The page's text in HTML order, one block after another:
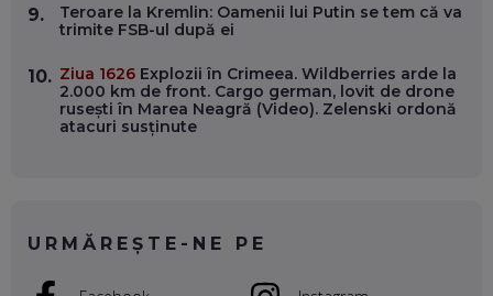
VOICU OPREAN (AROBS): CUM CONSTRUIEȘTI O COMPANIE
TA LOCALĂ - ȘI CE SĂ DAI ÎNAPOI
EP. 52
ROBERT GRAUR, FOMO: SPEAKERUL PE SCENĂ, INVITATUL
RADU MOȚOC, TECHSOUP: O TREIME DINTRE
ȚIPĂ, CU FEȚELE ACOPERITE. CUM ÎNVĂȚĂM SĂ DISCUTĂM
9.
Teroare la Kremlin: Oamenii lui Putin se tem că va
trimite FSB-ul după ei
10. Ziua 1626 Explozii în Crimeea. Wildberries arde la
2.000 km de front. Cargo german, lovit de drone
rusești în Marea Neagră (Video). Zelenski ordonă
atacuri susținute
URMĂREȘTE-NE PE